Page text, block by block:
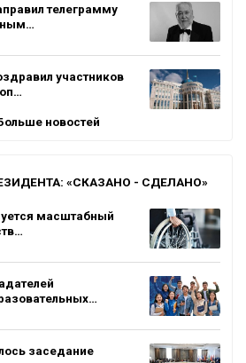
телеграмму
участников
новостей
«СКАЗАНО - СДЕЛАНО»
масштабный
заседание